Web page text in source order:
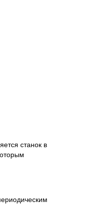
станок в